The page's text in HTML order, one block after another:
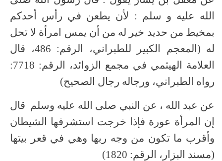
الله عليه و سلم : لأن يطعن في رأس أحدكم
بمخيط من حديد خير له من أن يمس امرأة لا تحل
له (المعجم الكبير للطبراني، الرقم: 486، قال
العلامة الهيثمي في مجمع الزوائد، الرقم: 7718:
رواه الطبراني، ورجاله رجال الصحيح)
عن عبد الله ، عن النبي صلى الله عليه وسلم قال
إن المرأة عورة فإذا خرجت استشرفها الشيطان
وأقرب ما تكون من وجه ربها وهي في قعر بيتها
(مسند البزار، الرقم: 1820)